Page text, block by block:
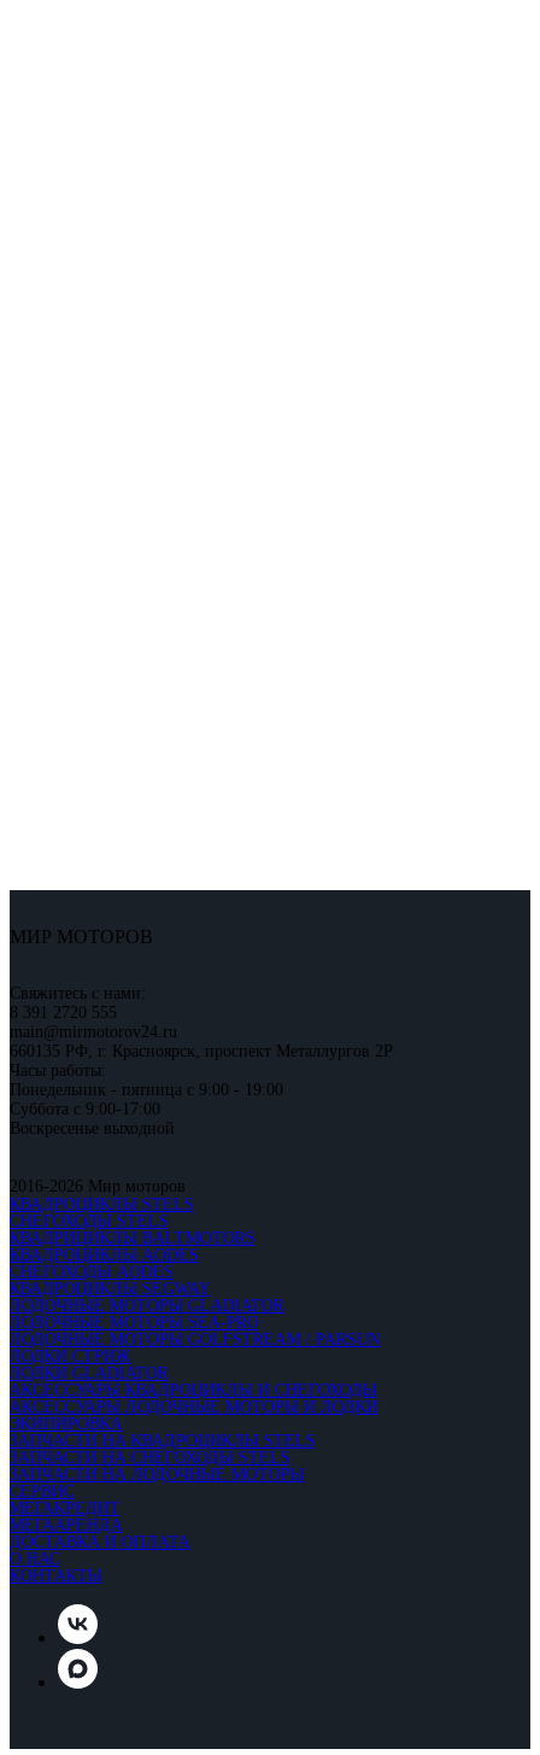
МИР МОТОРОВ
Свяжитесь с нами:
8 391 2720 555
main@mirmotorov24.ru
660135 РФ, г. Красноярск, проспект Металлургов 2Р
Часы работы:
Понедельник - пятница с 9:00 - 19:00
Суббота с 9:00-17:00
Воскресенье выходной
2016-2026 Мир моторов
КВАДРОЦИКЛЫ STELS
СНЕГОХОДЫ STELS
КВАДРИЦИКЛЫ BALTMOTORS
КВАДРОЦИКЛЫ AODES
СНЕГОХОДЫ AODES
КВАДРОЦИКЛЫ SEGWAY
ЛОДОЧНЫЕ МОТОРЫ GLADIATOR
ЛОДОЧНЫЕ МОТОРЫ SEA-PRO
ЛОДОЧНЫЕ МОТОРЫ GOLFSTREAM / PARSUN
ЛОДКИ СТРИЖ
ЛОДКИ GLADIATOR
АКСЕССУАРЫ КВАДРОЦИКЛЫ И СНЕГОХОДЫ
АКСЕССУАРЫ ЛОДОЧНЫЕ МОТОРЫ И ЛОДКИ
ЭКИПИРОВКА
ЗАПЧАСТИ НА КВАДРОЦИКЛЫ STELS
ЗАПЧАСТИ НА СНЕГОХОДЫ STELS
ЗАПЧАСТИ НА ЛОДОЧНЫЕ МОТОРЫ
СЕРВИС
МЕГАКРЕДИТ
МЕГААРЕНДА
ДОСТАВКА И ОПЛАТА
О НАС
КОНТАКТЫ